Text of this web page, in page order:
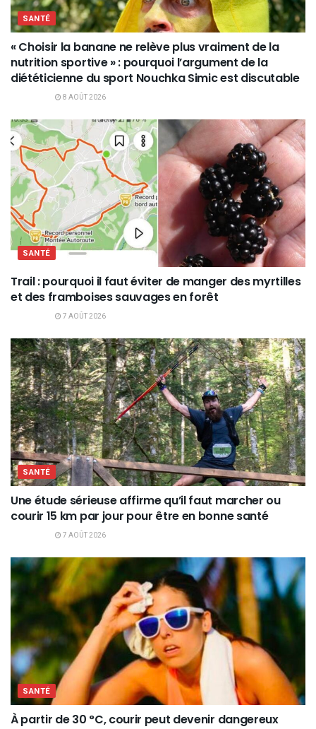
SANTÉ
« Choisir la banane ne relève plus vraiment de la
nutrition sportive » : pourquoi l’argument de la
diététicienne du sport Nouchka Simic est discutable
8 AOÛT 2026
SANTÉ
Trail : pourquoi il faut éviter de manger des myrtilles
et des framboises sauvages en forêt
7 AOÛT 2026
SANTÉ
Une étude sérieuse affirme qu’il faut marcher ou
courir 15 km par jour pour être en bonne santé
7 AOÛT 2026
SANTÉ
À partir de 30 °C, courir peut devenir dangereux